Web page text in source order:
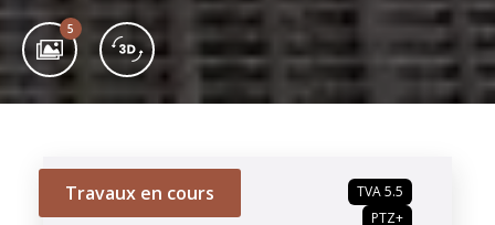
5
TVA 5.5
PTZ+
Travaux en cours